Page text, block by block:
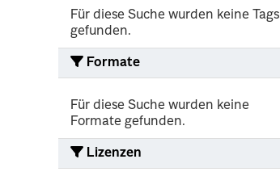
Für diese Suche wurden keine Tags
gefunden.
Formate
Für diese Suche wurden keine
Formate gefunden.
Lizenzen